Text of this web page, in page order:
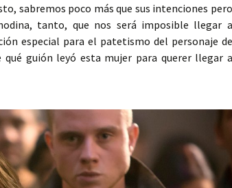
sabremos poco más que sus intenciones pero
tanto, que nos será imposible llegar a
especial para el patetismo del personaje de
guión leyó esta mujer para querer llegar a